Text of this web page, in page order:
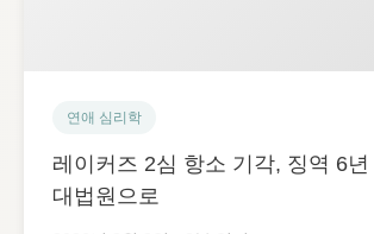
연애 심리학
레이커즈 2심 항소 기각, 징역 6
대법원으로